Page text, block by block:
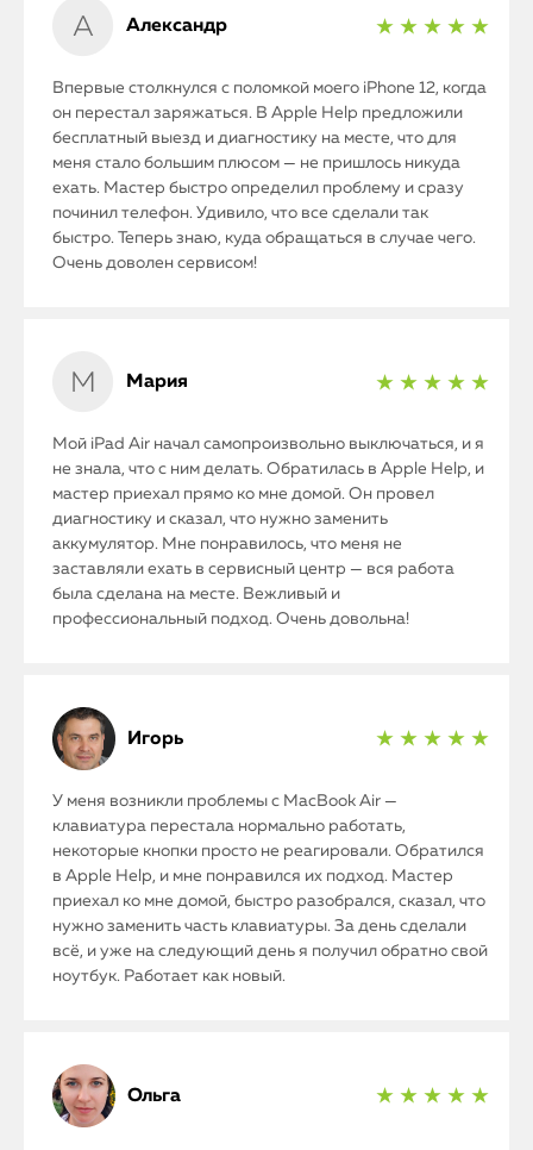
Александр ★ ★ ★ ★ ★
Впервые столкнулся с поломкой моего iPhone 12, когда
он перестал заряжаться. В Apple Help предложили
бесплатный выезд и диагностику на месте, что для
меня стало большим плюсом — не пришлось никуда
ехать. Мастер быстро определил проблему и сразу
починил телефон. Удивило, что все сделали так
быстро. Теперь знаю, куда обращаться в случае чего.
Очень доволен сервисом!
Мария ★ ★ ★ ★ ★
Мой iPad Air начал самопроизвольно выключаться, и я
не знала, что с ним делать. Обратилась в Apple Help, и
мастер приехал прямо ко мне домой. Он провел
диагностику и сказал, что нужно заменить
аккумулятор. Мне понравилось, что меня не
заставляли ехать в сервисный центр — вся работа
была сделана на месте. Вежливый и
профессиональный подход. Очень довольна!
Игорь ★ ★ ★ ★ ★
У меня возникли проблемы с MacBook Air —
клавиатура перестала нормально работать,
некоторые кнопки просто не реагировали. Обратился
в Apple Help, и мне понравился их подход. Мастер
приехал ко мне домой, быстро разобрался, сказал, что
нужно заменить часть клавиатуры. За день сделали
всё, и уже на следующий день я получил обратно свой
ноутбук. Работает как новый.
Ольга ★ ★ ★ ★ ★